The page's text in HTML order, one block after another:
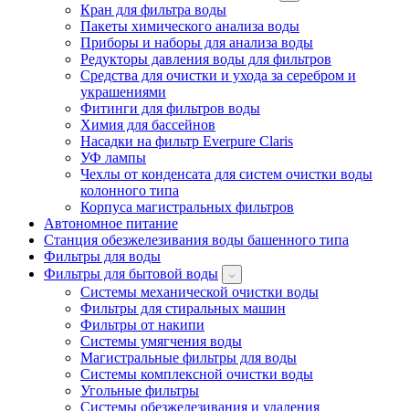
Кран для фильтра воды
Пакеты химического анализа воды
Приборы и наборы для анализа воды
Редукторы давления воды для фильтров
Средства для очистки и ухода за серебром и
украшениями
Фитинги для фильтров воды
Химия для бассейнов
Насадки на фильтр Everpure Claris
УФ лампы
Чехлы от конденсата для систем очистки воды
колонного типа
Корпуса магистральных фильтров
Автономное питание
Станция обезжелезивания воды башенного типа
Фильтры для воды
Фильтры для бытовой воды
Системы механической очистки воды
Фильтры для стиральных машин
Фильтры от накипи
Системы умягчения воды
Магистральные фильтры для воды
Системы комплексной очистки воды
Угольные фильтры
Системы обезжелезивания и удаления